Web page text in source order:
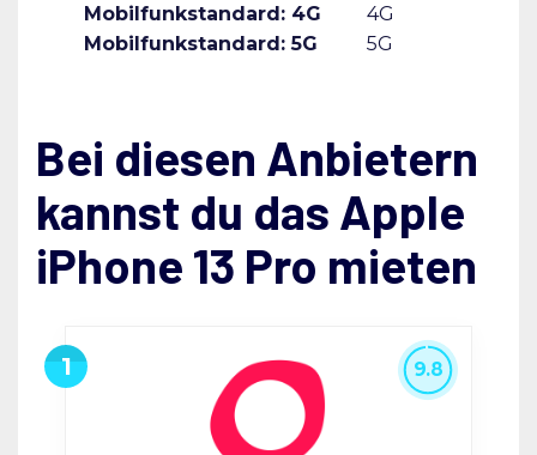
Mobilfunkstandard: 4G
4G
Mobilfunkstandard: 5G
5G
Bei diesen Anbietern
kannst du das Apple
iPhone 13 Pro mieten
9.8